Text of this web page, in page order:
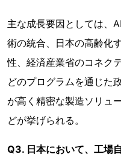
主な成長要因としては、
術の統合、日本の高齢化
性、経済産業省のコネク
どのプログラムを通じた
が高く精密な製造ソリュ
どが挙げられる。
Q3. 日本において、工場